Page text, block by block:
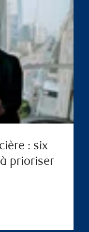
: six
prioriser